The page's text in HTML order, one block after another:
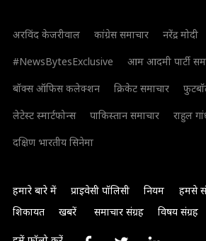
अरविंद केजरीवाल कांग्रेस समाचार नरेंद्र मोदी
#NewsBytesExclusive
आम आदमी पार्टी
बॉक्स ऑफिस कलेक्शन
क्रिकेट समाचार
लेटेस्ट स्मार्टफोन्स
पाकिस्तान समाचार राहुल
दक्षिण भारतीय सिनेमा
हमारे बारे में प्राइवेसी पॉलिसी नियम हमसे
शिकायत
खबरें समाचार संग्रह विषय संग्रह